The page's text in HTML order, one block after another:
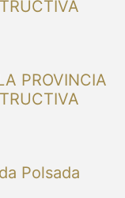
PROVINCIA
Polsada